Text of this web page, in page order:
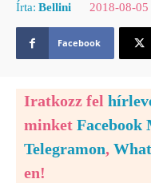
Írta: Bellini 2018-08-05
Facebook
Iratkozz fel
minket Facebook
Telegramon,
en!